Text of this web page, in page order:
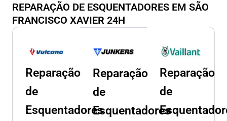
REPARAÇÃO DE ESQUENTADORES EM SÃO
FRANCISCO XAVIER 24H
Reparação
de
Esquentadores
Reparação
de
Esquentadores
Reparação
de